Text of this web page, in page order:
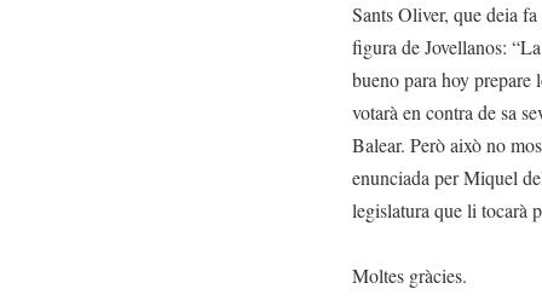
Sants Oliver, que deia
figura de Jovellanos:
bueno para hoy prepare
votarà en contra de sa
Balear. Però això no
enunciada per Miquel
legislatura que li tocarà
Moltes gràcies.